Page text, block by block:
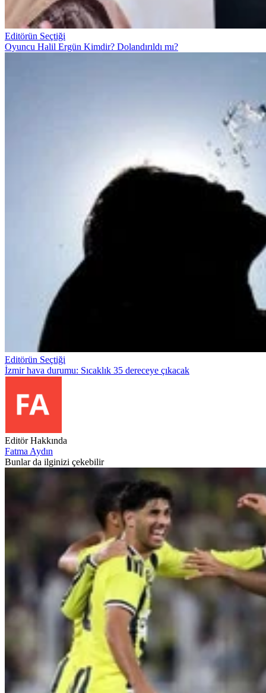
Editörün Seçtiği
Oyuncu Halil Ergün Kimdir? Dolandırıldı mı?
Editörün Seçtiği
İzmir hava durumu: Sıcaklık 35 dereceye çıkacak
Editör Hakkında
Fatma Aydın
Bunlar da ilginizi çekebilir